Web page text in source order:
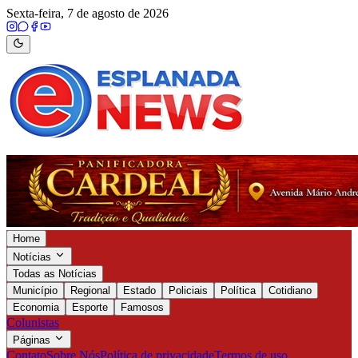
Sexta-feira, 7 de agosto de 2026
Home
Notícias
Todas as Notícias
Município
Regional Estado Policiais Política
Cotidiano
Economia
Esporte Famosos
Colunistas
Páginas
ContatoSobre NósPolítica de privacidadeTermos de uso